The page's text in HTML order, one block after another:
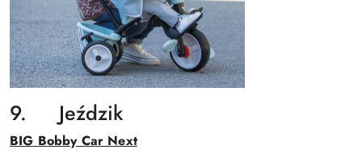
9. Jeździk
BIG Bobby Car Next